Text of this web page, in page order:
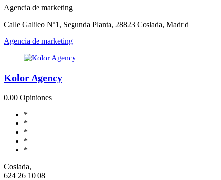
Agencia de marketing
Calle Galileo Nº1, Segunda Planta, 28823 Coslada, Madrid
Agencia de marketing
Kolor Agency
0.00 Opiniones
*
*
*
*
*
Coslada,
624 26 10 08